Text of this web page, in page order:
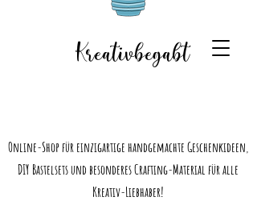
Kreativbegabt
Online-Shop für einzigartige handgemachte Geschenkideen,
DIY Bastelsets und besonderes Crafting-Material für alle
Kreativ-Liebhaber!